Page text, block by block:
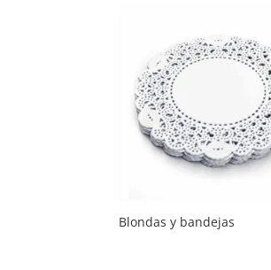
Blondas y bandejas